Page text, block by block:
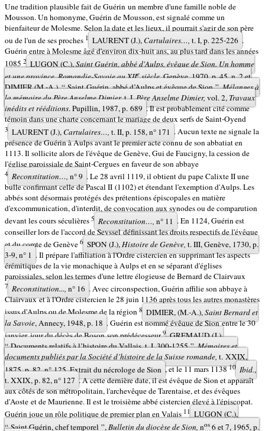
Une tradition plausible fait de Guérin un membre d'une famille noble de
Mousson. Un homonyme, Guérin de Mousson, est signalé comme un
bienfaiteur de Molesme. Selon la date et les lieux, il pourrait s'agir de son père
ou de l'un de ses proches 1 LAURENT (J.), Cartulaires…, t. I, p. 225-226 .
Guérin entre à Molesme âgé d'environ dix-huit ans, au plus tard dans les années
1085 2 LUGON (C.),Saint Guérin, abbé d'Aulps, évêque de Sion. Un homme
et une province, Romandie-Savoie au XIIesiècle.Genève, 1970, p. 45, n. 2 et
DIMIER (M.-A.), “ Saint Guérin, abbé d’Aulps et évêque de Sion ”,Mélanges à
la mémoire du Père Anselme Dimier,t. I,Père Anselme Dimier, vol. 2, Travaux
inédits et rééditions. Pupillin, 1987, p. 689 . Il est probablement cité comme
témoin dans une charte concernant le mariage de deux serfs de Saint-Oyend
3 LAURENT (J.), Cartulaires…, t. II, p. 158, n° 171 . Aucun texte ne signale la
présence de Guérin à Aulps avant le premier acte connu de son abbatiat en
1113. Il sollicite alors de l'évêque de Genève, Gui de Faucigny, la cession de
l'église paroissiale de Saint-Cergues en faveur de son abbaye
4 Reconstitution…, n° 9 . Le 28 avril 1119, il obtient du pape Calixte II une
bulle confirmant celle de Pascal II (1102) et étendant l'exemption d'Aulps. Les
abbés sont désormais protégés des prétentions épiscopales en matière
d'excommunication, d'interdit, de convocation aux synodes ou de comparution
devant les cours séculières 5 Reconstitution…, n° 11 . En 1124, Guérin est
conseiller lors de l'accord de Seyssel définissant les droits respectifs de l'évêque
et du comte de Genève 6 SPON (J.),Histoire de Genève, t. III, Genève, 1730, p.
3-9, n° 1 . Il prépare l'affiliation à l'Ordre cistercien en supprimant les aspects
érémitiques de la vie monachique à Aulps et en se séparant d'églises
paroissiales, selon les termes d'une lettre élogieuse de Bernard de Clairvaux
7 Reconstitution..., n° 16 . Avec circonspection, Guérin affilie son abbaye à
Clairvaux et à l'Ordre cistercien le 28 juin 1136 après tous les autres monastères
issus d'Aulps ou de Molesme de la région 8 DIMIER, (M.-A.),Saint Bernard et
la Savoie, Annecy, 1948, p. 18 . Guérin est nommé évêque de Sion entre le 30
janvier, jour du décès de Boson son prédécesseur 9 GREMAUD (J.),
“ Documents relatifs à l’histoire du Vallais, t. I, 300-1255 ”,Mémoires et
documents publiés par la Société d’histoire de la Suisse romande, t. XXIX,
1875, p. 82, n° 125. Extrait du nécrologe de Sion , et le 11 mars 1138 10 Ibid.,
t. XXIX, p. 82, n° 127 . A cette dernière date, il est évêque de Sion et apparaît
aux côtés de son métropolitain, l'archevêque de Tarentaise, et des évêques
d'Aoste et de Maurienne. Il est le troisième abbé cistercien élevé à l'épiscopat.
Guérin joue un rôle politique de premier plan en Valais 11 LUGON (C.),
“ Saint Guérin, chef temporel ”,Bulletin du diocèse de Sion, nos 6 et 7, 1965, p.